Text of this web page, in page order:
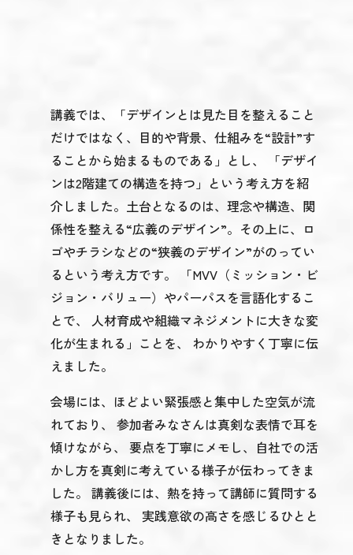
講義では、「デザインとは見た目を整えること
だけではなく、目的や背景、仕組みを“設計”す
ることから始まるものである」とし、 「デザイ
ンは2階建ての構造を持つ」という考え方を紹
介しました。土台となるのは、理念や構造、関
係性を整える“広義のデザイン”。その上に、ロ
ゴやチラシなどの“狭義のデザイン”がのってい
るという考え方です。 「MVV（ミッション・ビ
ジョン・バリュー）やパーパスを言語化するこ
とで、 人材育成や組織マネジメントに大きな変
化が生まれる」ことを、 わかりやすく丁寧に伝
えました。
会場には、ほどよい緊張感と集中した空気が流
れており、 参加者みなさんは真剣な表情で耳を
傾けながら、 要点を丁寧にメモし、自社での活
かし方を真剣に考えている様子が伝わってきま
した。 講義後には、熱を持って講師に質問する
様子も見られ、 実践意欲の高さを感じるひとと
きとなりました。